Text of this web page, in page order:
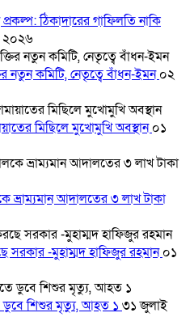
ঠিকাদারের গাফিলতি নাকি
নতুন কমিটি, নেতৃত্বে বাঁধন-ইমন০২
মিছিলে মুখোমুখি অবস্থান০১
ভ্রাম্যমান আদালতের ৩ লাখ টাকা
সরকার -মুহাম্মদ হাফিজুর রহমান০১
ডুবে শিশুর মৃত্যু, আহত ১ ৩১ জুলাই